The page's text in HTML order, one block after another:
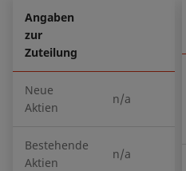
Angaben
zur
Zuteilung
Neue
Aktien
n/a
Bestehende
Aktien
n/a